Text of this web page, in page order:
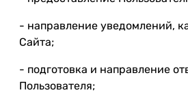
- направление уведомлений,
Сайта;
- подготовка и направление
Пользователя;